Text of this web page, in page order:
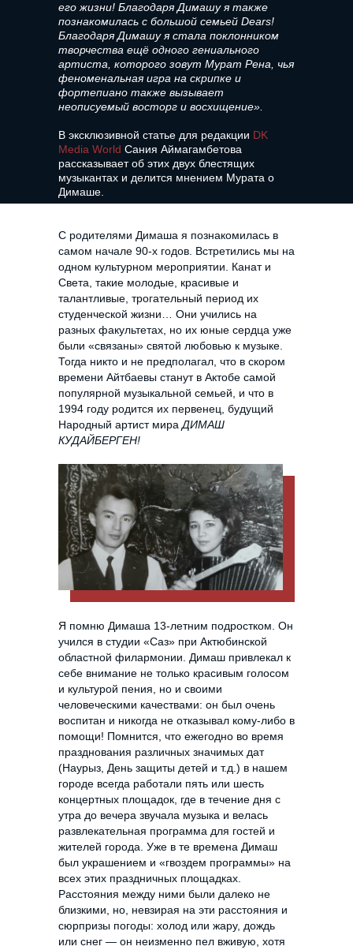
его жизни! Благодаря Димашу я также
познакомилась с большой семьей Dears!
Благодаря Димашу я стала поклонником
творчества ещё одного гениального
артиста, которого зовут Мурат Рена, чья
феноменальная игра на скрипке и
фортепиано также вызывает
неописуемый восторг и восхищение».
В эксклюзивной статье для редакции DK
Media World Сания Аймагамбетова
рассказывает об этих двух блестящих
музыкантах и делится мнением Мурата о
Димаше.
С родителями Димаша я познакомилась в
самом начале 90-х годов. Встретились мы на
одном культурном мероприятии. Канат и
Света, такие молодые, красивые и
талантливые, трогательный период их
студенческой жизни… Они учились на
разных факультетах, но их юные сердца уже
были «связаны» святой любовью к музыке.
Тогда никто и не предполагал, что в скором
времени Айтбаевы станут в Актобе самой
популярной музыкальной семьей, и что в
1994 году родится их первенец, будущий
Народный артист мира ДИМАШ
КУДАЙБЕРГЕН!
Я помню Димаша 13-летним подростком. Он
учился в студии «Саз» при Актюбинской
областной филармонии. Димаш привлекал к
себе внимание не только красивым голосом
и культурой пения, но и своими
человеческими качествами: он был очень
воспитан и никогда не отказывал кому-либо в
помощи! Помнится, что ежегодно во время
празднования различных значимых дат
(Наурыз, День защиты детей и т.д.) в нашем
городе всегда работали пять или шесть
концертных площадок, где в течение дня с
утра до вечера звучала музыка и велась
развлекательная программа для гостей и
жителей города. Уже в те времена Димаш
был украшением и «гвоздем программы» на
всех этих праздничных площадках.
Расстояния между ними были далеко не
близкими, но, невзирая на эти расстояния и
сюрпризы погоды: холод или жару, дождь
или снег — он неизменно пел вживую, хотя